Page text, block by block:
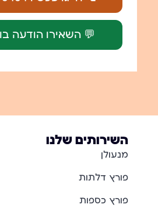
💬 השאירו הודעה
השירותים שלנו
מנעולן
פורץ דלתות
פורץ כספות